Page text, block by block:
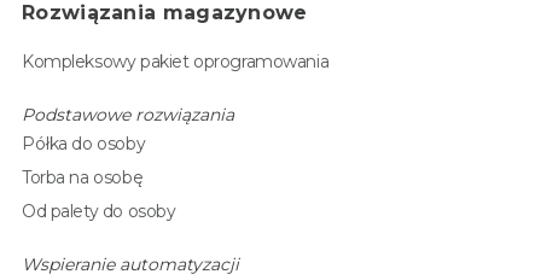
Rozwiązania magazynowe
Kompleksowy pakiet oprogramowania
Podstawowe rozwiązania
Półka do osoby
Torba na osobę
Od palety do osoby
Wspieranie automatyzacji